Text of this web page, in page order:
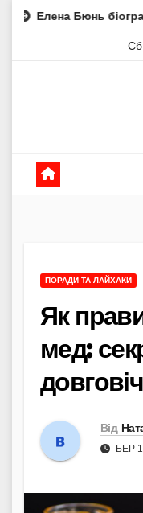
Skipбіографія
ПОРАДИ ТА ЛАЙХАКИ
Як
мед:
Від
БЕР